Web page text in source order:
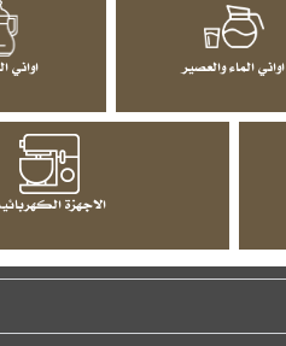
اواني الماء والعصير اواني
الاجهزة